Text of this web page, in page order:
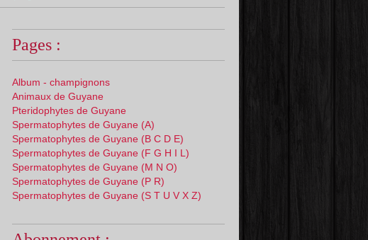
Pages :
Album - champignons
Animaux de Guyane
Pteridophytes de Guyane
Spermatophytes de Guyane (A)
Spermatophytes de Guyane (B C D E)
Spermatophytes de Guyane (F G H I L)
Spermatophytes de Guyane (M N O)
Spermatophytes de Guyane (P R)
Spermatophytes de Guyane (S T U V X Z)